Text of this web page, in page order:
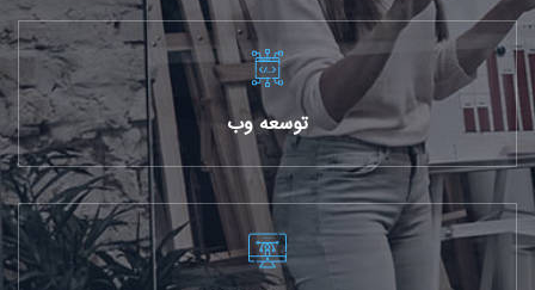
توسعه وب